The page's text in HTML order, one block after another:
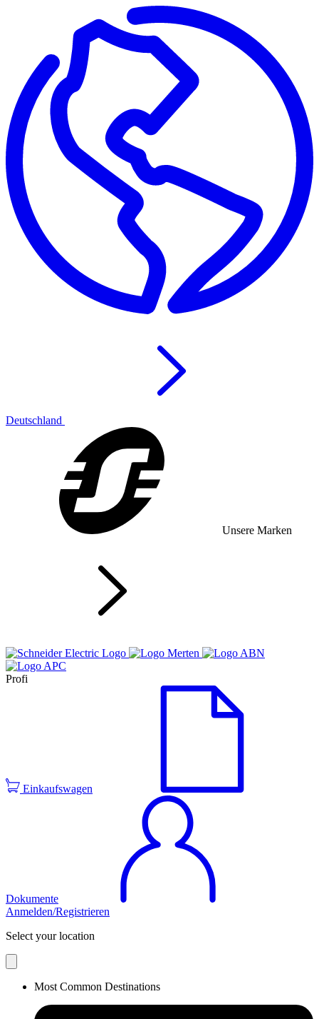
Deutschland
Unsere Marken
Profi
Einkaufswagen
Dokumente
Anmelden/Registrieren
Select your location
Most Common Destinations